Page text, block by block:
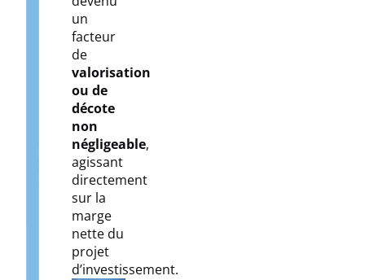
un
facteur
de
valorisation
ou de
décote
non
négligeable,
agissant
directement
sur la
marge
nette du
projet
d’investissement.